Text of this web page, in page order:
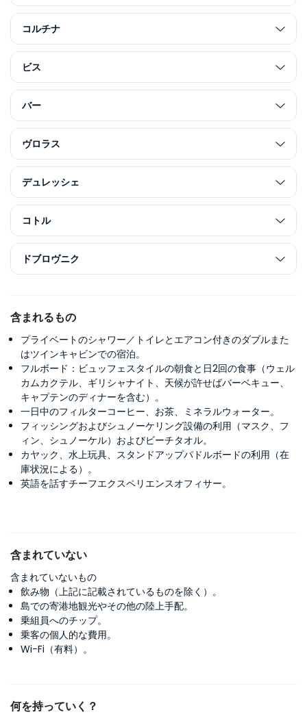
コルチナ
ビス
バー
ヴロラス
デュレッシェ
コトル
ドブロヴニク
含まれるもの
プライベートのシャワー／トイレとエアコン付きのダブルまた
はツインキャビンでの宿泊。
フルボード：ビュッフェスタイルの朝食と日2回の食事（ウェル
カムカクテル、ギリシャナイト、天候が許せばバーベキュー、
キャプテンのディナーを含む）。
一日中のフィルターコーヒー、お茶、ミネラルウォーター。
フィッシングおよびシュノーケリング設備の利用（マスク、フ
ィン、シュノーケル）およびビーチタオル。
カヤック、水上玩具、スタンドアップパドルボードの利用（在
庫状況による）。
英語を話すチーフエクスペリエンスオフィサー。
含まれていない
含まれていないもの
飲み物（上記に記載されているものを除く）。
島での寄港地観光やその他の陸上手配。
乗組員へのチップ。
乗客の個人的な費用。
Wi-Fi（有料）。
何を持っていく？